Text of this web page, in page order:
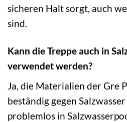
sicheren Halt sorgt, auch
sind.
Kann die Treppe auch in
verwendet werden?
Ja, die Materialien der Gre
beständig gegen
problemlos in